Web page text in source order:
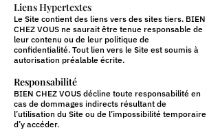
Liens Hypertextes
Le Site contient des liens vers des sites tiers. BIEN
CHEZ VOUS ne saurait être tenue responsable de
leur contenu ou de leur politique de
confidentialité. Tout lien vers le Site est soumis à
autorisation préalable écrite.
Responsabilité
BIEN CHEZ VOUS décline toute responsabilité en
cas de dommages indirects résultant de
l’utilisation du Site ou de l’impossibilité temporaire
d’y accéder.